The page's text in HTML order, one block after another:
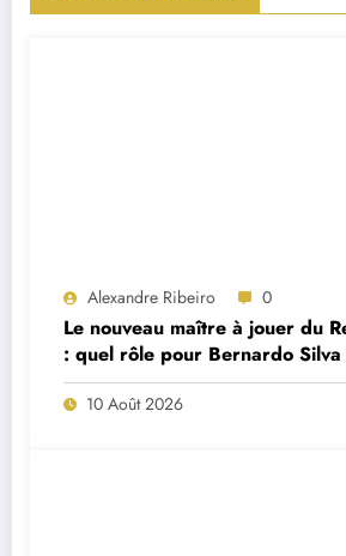
Alexandre Ribeiro 0
Le nouveau maître à jouer du
: quel rôle pour Bernardo Silva
ordres de José Mourinho ?
10 Août 2026